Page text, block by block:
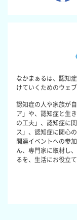
なかまぁるは、認知
けていくためのウェ
認知症の人や家族が
ア」や、認知症と生
の工夫」、認知症に
ス」、認知症に関心
関連イベントへの参
ん、専門家に取材し
るを、生活にお役立て